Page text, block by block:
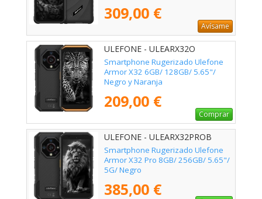
309,00 €
Avísame
ULEFONE - ULEARX32O
Smartphone Rugerizado Ulefone
Armor X32 6GB/ 128GB/ 5.65"/
Negro y Naranja
209,00 €
Comprar
ULEFONE - ULEARX32PROB
Smartphone Rugerizado Ulefone
Armor X32 Pro 8GB/ 256GB/ 5.65"/
5G/ Negro
385,00 €